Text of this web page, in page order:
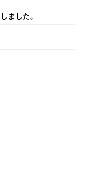
ました。